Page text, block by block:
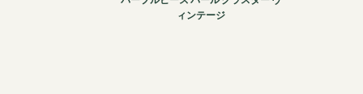
ィンテージ